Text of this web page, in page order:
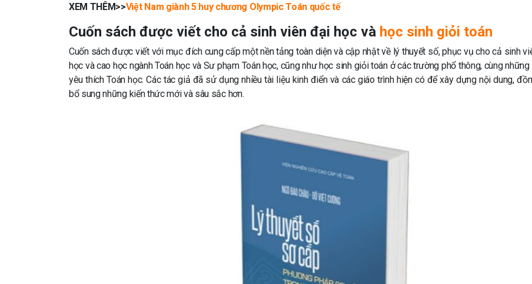
XEM THÊM>>Việt Nam giành 5 huy chương Olympic Toán quốc tế
Cuốn sách được viết cho cả sinh viên đại học và học sinh giỏi toán
Cuốn sách được viết với mục đích cung cấp một nền tảng toàn diện và cập nhật về lý thuyết số, phục vụ cho cả sinh
học và cao học ngành Toán học và Sư phạm Toán học, cũng như học sinh giỏi toán ở các trường phổ thông, cùng
yêu thích Toán học. Các tác giả đã sử dụng nhiều tài liệu kinh điển và các giáo trình hiện có để xây dựng nội dung,
bổ sung những kiến thức mới và sâu sắc hơn.